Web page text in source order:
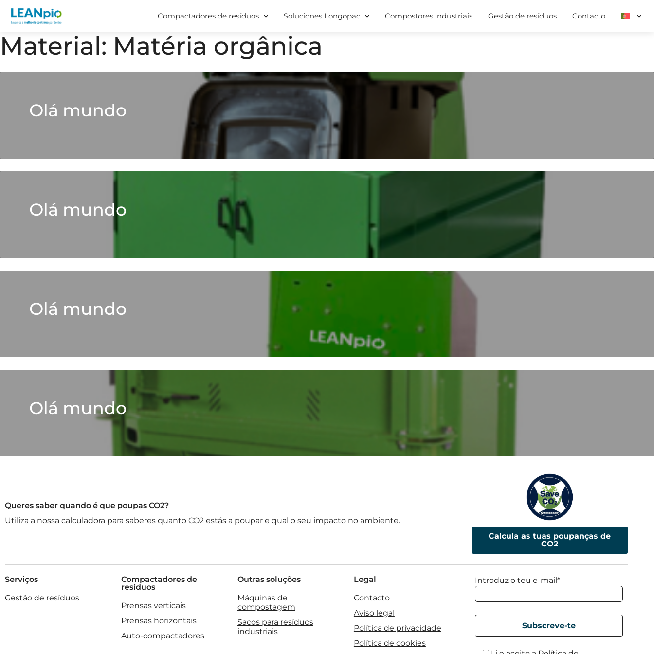
Compactadores de resíduos Soluciones Longopac Compostores industriais Gestão de resíduos Contacto
Material: Matéria orgânica
Olá mundo
Olá mundo
Olá mundo
Olá mundo
Queres saber quando é que poupas CO2?
Utiliza a nossa calculadora para saberes quanto CO2 estás a poupar e qual o seu impacto no ambiente.
Calcula as tuas poupanças de
CO2
Serviços
Gestão de resíduos
Compactadores de
resíduos
Prensas verticais
Prensas horizontais
Auto-compactadores
Outras soluções
Máquinas de
compostagem
Sacos para resíduos
industriais
Legal
Contacto
Aviso legal
Política de privacidade
Política de cookies
Introduz o teu e-mail*